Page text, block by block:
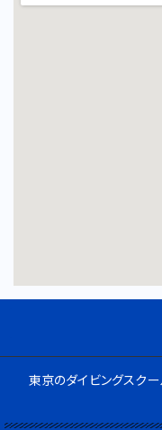
東京のダイビングスク